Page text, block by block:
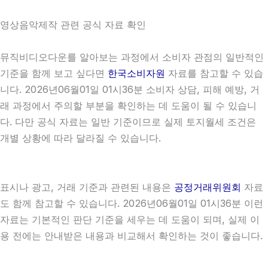
영상음악제작 관련 공식 자료 확인
뮤직비디오다운를 알아보는 과정에서 소비자 관점의 일반적인
기준을 함께 보고 싶다면 한국소비자원 자료를 참고할 수 있습
니다. 2026년06월01일 01시36분 소비자 상담, 피해 예방, 거
래 과정에서 주의할 부분을 확인하는 데 도움이 될 수 있습니
다. 다만 공식 자료는 일반 기준이므로 실제 토지월세 조건은
개별 상황에 따라 달라질 수 있습니다.
표시나 광고, 거래 기준과 관련된 내용은 공정거래위원회 자료
도 함께 참고할 수 있습니다. 2026년06월01일 01시36분 이런
자료는 기본적인 판단 기준을 세우는 데 도움이 되며, 실제 이
용 전에는 안내받은 내용과 비교해서 확인하는 것이 좋습니다.